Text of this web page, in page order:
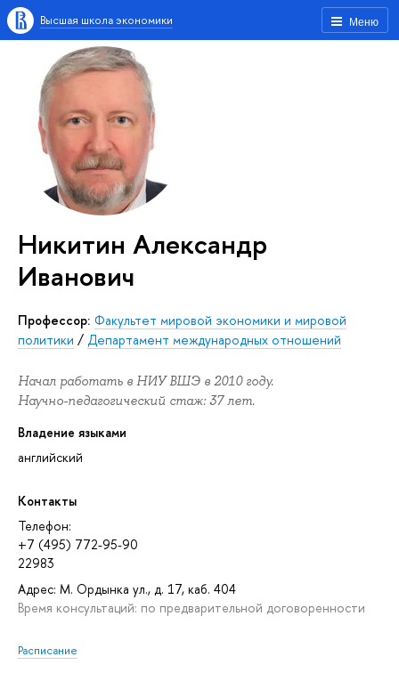
Меню
Высшая школа экономики
Никитин Александр
Иванович
Профессор: Факультет мировой экономики и мировой
политики / Департамент международных отношений
Начал работать в НИУ ВШЭ в 2010 году.
Научно-педагогический стаж: 37 лет.
Владение языками
английский
Контакты
Телефон:
+7 (495) 772-95-90
22983
Адрес: М. Ордынка ул., д. 17, каб. 404
Время консультаций: по предварительной договоренности
Расписание